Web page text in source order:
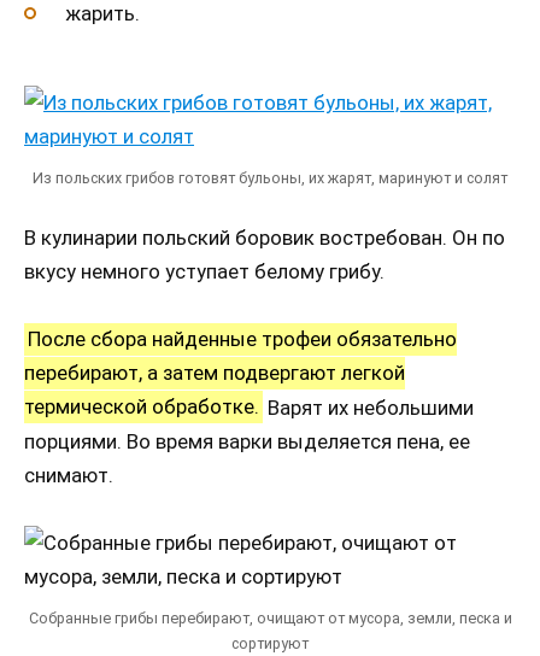
жарить.
Из польских грибов готовят бульоны, их жарят, маринуют и солят
В кулинарии польский боровик востребован. Он по
вкусу немного уступает белому грибу.
После сбора найденные трофеи обязательно
перебирают, а затем подвергают легкой
термической обработке. Варят их небольшими
порциями. Во время варки выделяется пена, ее
снимают.
Собранные грибы перебирают, очищают от мусора, земли, песка и
сортируют